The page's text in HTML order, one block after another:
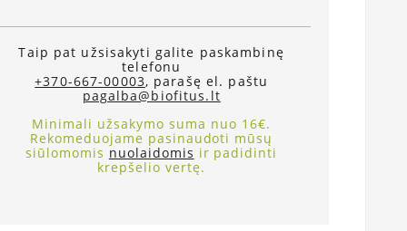
Taip pat užsisakyti galite paskambinę
telefonu
+370-667-00003, parašę el. paštu
pagalba@biofitus.lt
Minimali užsakymo suma nuo 16€.
Rekomeduojame pasinaudoti mūsų
siūlomomis nuolaidomis ir padidinti
krepšelio vertę.